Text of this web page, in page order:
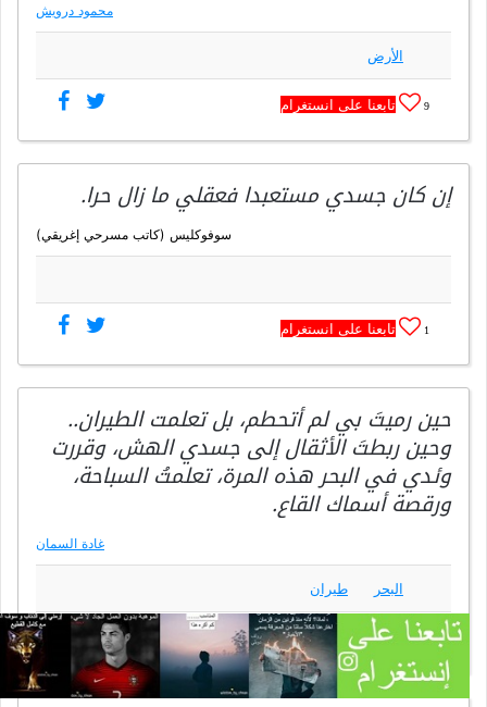
محمود درويش
الأرض
9 تابعنا على انستغرام
إن كان جسدي مستعبدا فعقلي ما زال حرا.
سوفوكليس (كاتب مسرحي إغريقي)
1 تابعنا على انستغرام
حين رميتَ بي لم أتحطم، بل تعلمت الطيران..
وحين ربطتَ الأثقال إلى جسدي الهش، وقررت
وئدي في البحر هذه المرة، تعلمتُ السباحة،
ورقصة أسماك القاع.
غادة السمان
البحر طيران
4 تابعنا على انستغرام